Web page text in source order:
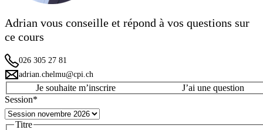
Adrian vous conseille et répond à vos questions sur
ce cours
026 305 27 81
adrian.chelmu@cpi.ch
Je souhaite m’inscrire
J’ai une question
Session*
Titre